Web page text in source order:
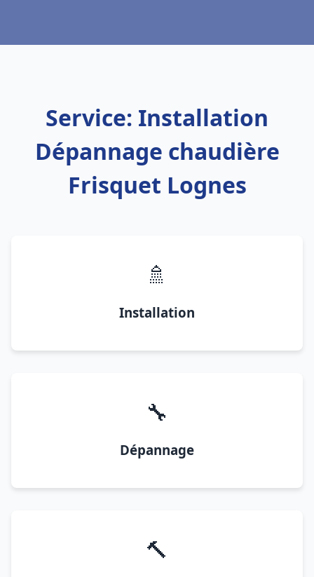
Service: Installation
Dépannage chaudière
Frisquet Lognes
🚿
Installation
🔧
Dépannage
🔨